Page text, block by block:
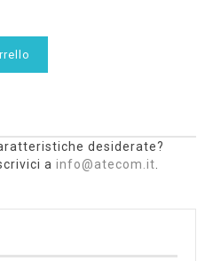
desiderate?
a info@atecom.it